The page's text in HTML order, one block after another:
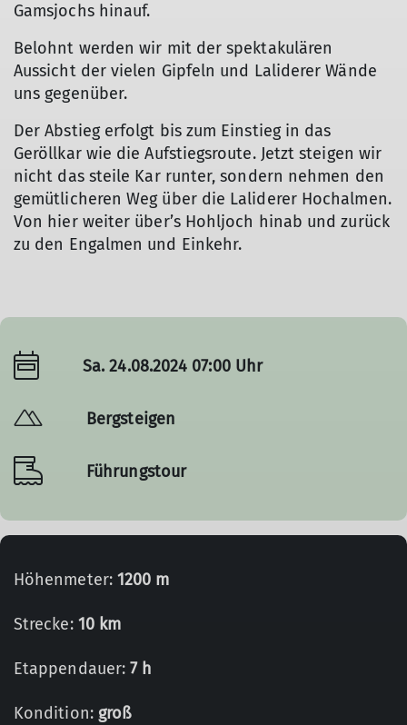
Gamsjochs hinauf.
Belohnt werden wir mit der spektakulären
Aussicht der vielen Gipfeln und Laliderer Wände
uns gegenüber.
Der Abstieg erfolgt bis zum Einstieg in das
Geröllkar wie die Aufstiegsroute. Jetzt steigen wir
nicht das steile Kar runter, sondern nehmen den
gemütlicheren Weg über die Laliderer Hochalmen.
Von hier weiter über’s Hohljoch hinab und zurück
zu den Engalmen und Einkehr.
Sa. 24.08.2024 07:00 Uhr
Bergsteigen
Führungstour
Höhenmeter: 1200 m
Strecke: 10 km
Etappendauer:7 h
Kondition: groß